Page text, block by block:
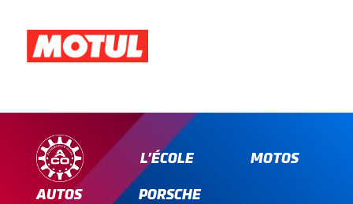
L’ÉCOLE
MOTOS
AUTOS
PORSCHE